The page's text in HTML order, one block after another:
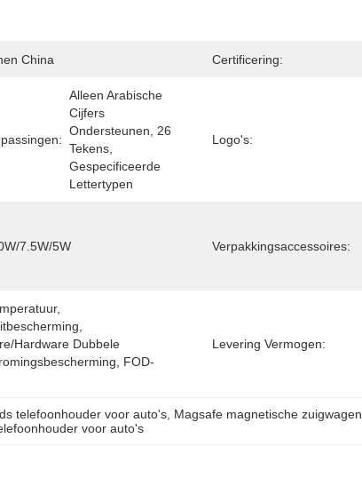
China Certificering:
Alleen Arabische
Cijfers
Ondersteunen, 26
Tekens,
Gespecificeerde
Lettertypen
Logo's:
7.5W/5W Verpakkingsaccessoires:
hardware Dubbele
FOD-
Levering Vermogen:
telefoonhouder voor auto's Magsafe magnetische
voor auto's